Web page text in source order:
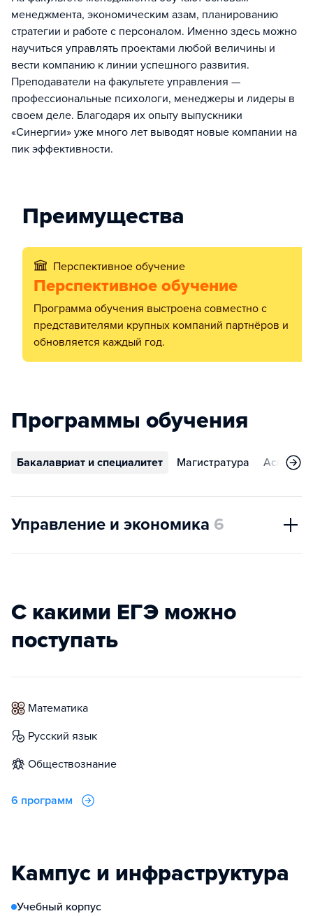
менеджмента, экономическим азам, планированию
стратегии и работе с персоналом. Именно здесь можно
научиться управлять проектами любой величины и
вести компанию к линии успешного развития.
Преподаватели на факультете управления —
профессиональные психологи, менеджеры и лидеры в
своем деле. Благодаря их опыту выпускники
«Синергии» уже много лет выводят новые компании на
пик эффективности.
Преимущества
Перспективное обучение
Перспективное обучение
Программа обучения выстроена совместно с
представителями крупных компаний партнёров и
обновляется каждый год.
Программы обучения
Бакалавриат и специалитет Магистратура
Управление и экономика 6
С какими ЕГЭ можно
поступать
математика
русский язык
обществознание
6 программ
Кампус и инфраструктура
Учебный корпус